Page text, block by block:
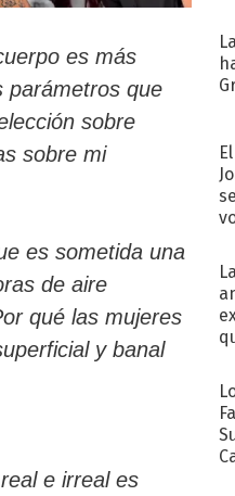
es más
parámetros que
sobre
sobre mi
es sometida una
de aire
qué las mujeres
y banal
e irreal es